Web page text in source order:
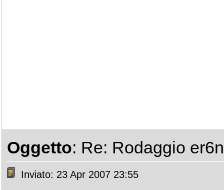
Oggetto: Re: Rodaggio
Inviato: 23 Apr 2007 23:55